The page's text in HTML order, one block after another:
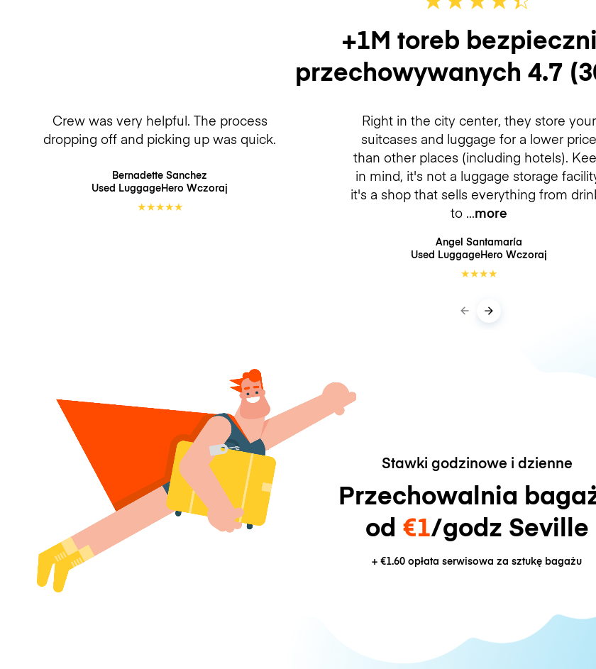
+1M toreb
przechowywanych 4.7
Crew was very helpful. The process
dropping off and picking up was quick.
Bernadette Sanchez
Used LuggageHero Wczoraj
★★★★★
Right in the city center, they store your
suitcases and luggage for a lower price
than other places (including hotels).
in mind, it's not a luggage storage
it's a shop that sells everything from
to
more
Angel Santamaría
Used LuggageHero Wczoraj
★★★★
Stawki godzinowe i dzienne
Przechowalnia
od €1/godz Seville
+ €1.60 opłata serwisowa za sztukę bagażu